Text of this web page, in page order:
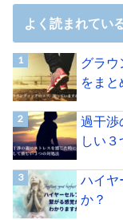
よく読まれてい
グラウ
をまと
過干渉
しい
ハイヤ
か？